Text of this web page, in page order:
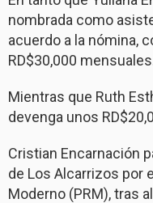
nombrada como
acuerdo a la nómina,
RD$30,000
Mientras que Ruth
devenga unos
Cristian Encarnación
de Los Alcarrizos por
Moderno (PRM), tras